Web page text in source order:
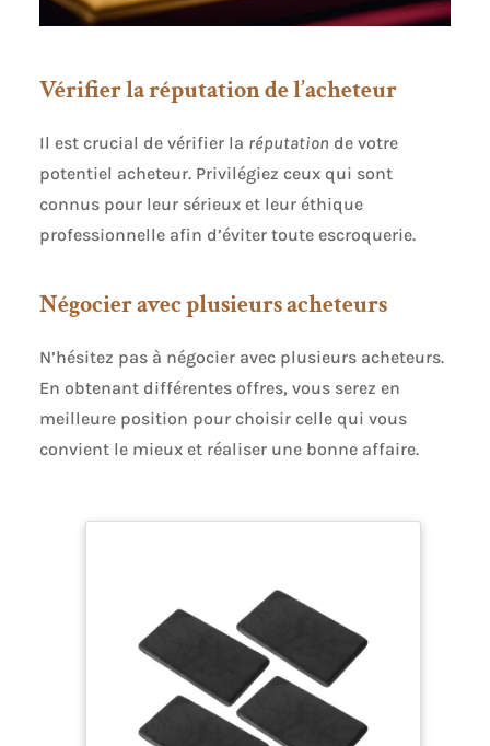
Vérifier la réputation de l’acheteur
Il est crucial de vérifier la réputation de votre
potentiel acheteur. Privilégiez ceux qui sont
connus pour leur sérieux et leur éthique
professionnelle afin d’éviter toute escroquerie.
Négocier avec plusieurs acheteurs
N’hésitez pas à négocier avec plusieurs acheteurs.
En obtenant différentes offres, vous serez en
meilleure position pour choisir celle qui vous
convient le mieux et réaliser une bonne affaire.